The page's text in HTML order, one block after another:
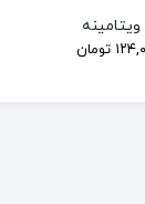
ویتامینه
تومان